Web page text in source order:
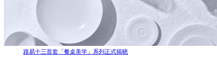
路易十三首套「餐桌美学」系列正式揭晓